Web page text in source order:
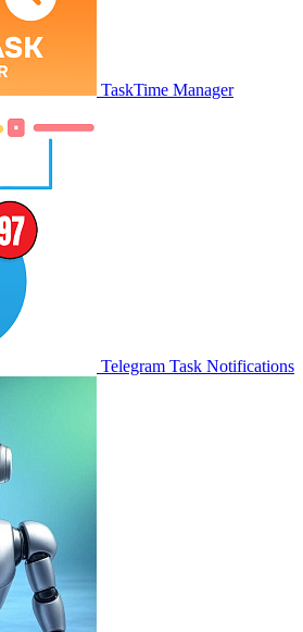
TaskTime Manager
Telegram Task Notifications